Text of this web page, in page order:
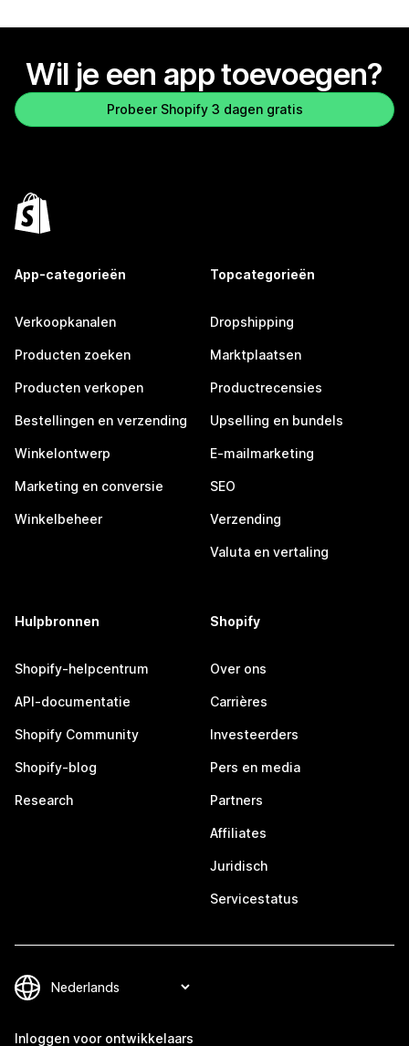
Wil je een app toevoegen?
Probeer Shopify 3 dagen gratis
App-categorieën
Verkoopkanalen
Producten zoeken
Producten verkopen
Bestellingen en verzending
Winkelontwerp
Marketing en conversie
Winkelbeheer
Topcategorieën
Dropshipping
Marktplaatsen
Productrecensies
Upselling en bundels
E-mailmarketing
SEO
Verzending
Valuta en vertaling
Hulpbronnen
Shopify-helpcentrum
API-documentatie
Shopify Community
Shopify-blog
Research
Shopify
Over ons
Carrières
Investeerders
Pers en media
Partners
Affiliates
Juridisch
Servicestatus
Inloggen voor ontwikkelaars